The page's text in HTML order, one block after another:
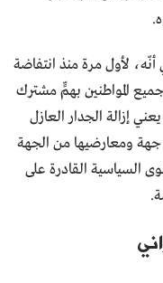
أنّه، لأول مرة منذ انتفاضة
فبراير 2011، أُصيب جميع المواطنين بهمٍّ مشترك
إزالة الجدار العازل
جهة ومعارضيها من الجهة
السياسية القادرة على